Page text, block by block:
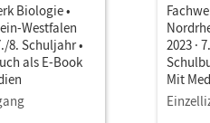
Biologie •
Westfalen
8. Schuljahr •
als E-Book
2023 ·
Mit